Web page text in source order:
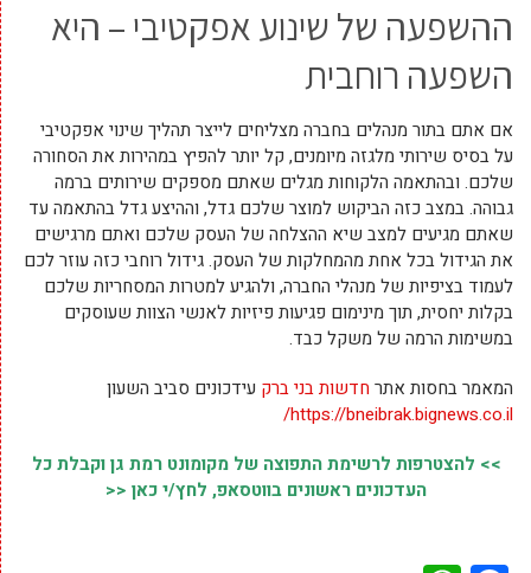
ההשפעה של שינוע אפקטיבי – היא
השפעה רוחבית
אם אתם בתור מנהלים בחברה מצליחים לייצר תהליך שינוי אפקטיבי
על בסיס שירותי מלגזה מיומנים, קל יותר להפיץ במהירות את הסחורה
שלכם. ובהתאמה הלקוחות מגלים שאתם מספקים שירותים ברמה
גבוהה. במצב כזה הביקוש למוצר שלכם גדל, וההיצע גדל בהתאמה עד
שאתם מגיעים למצב שיא ההצלחה של העסק שלכם ואתם מרגישים
את הגידול בכל אחת מהמחלקות של העסק. גידול רוחבי כזה עוזר לכם
לעמוד בציפיות של מנהלי החברה, ולהגיע למטרות המסחריות שלכם
בקלות יחסית, תוך מינימום פגיעות פיזיות לאנשי הצוות שעוסקים
במשימות הרמה של משקל כבד.
המאמר בחסות אתר חדשות בני ברק עידכונים סביב השעון
https://bneibrak.bignews.co.il/
>> להצטרפות לרשימת התפוצה של מקומונט רמת גן וקבלת כל
העדכונים ראשונים בווטסאפ, לחץ/י כאן <<